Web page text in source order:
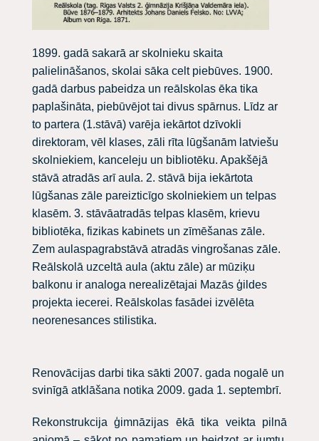
1899. gadā sakarā ar skolnieku skaita
palielināšanos, skolai sāka celt piebūves. 1900.
gadā darbus pabeidza un reālskolas ēka tika
paplašināta, piebūvējot tai divus spārnus. Līdz ar
to partera (1.stāvā) varēja iekārtot dzīvokli
direktoram, vēl klases, zāli rīta lūgšanām latviešu
skolniekiem, kanceleju un bibliotēku. Apakšējā
stāvā atradās arī aula. 2. stāvā bija iekārtota
lūgšanas zāle pareizticīgo skolniekiem un telpas
klasēm. 3. stāvāatradās telpas klasēm, krievu
bibliotēka, fizikas kabinets un zīmēšanas zāle.
Zem aulaspagrabstāvā atradās vingrošanas zāle.
Reālskolā uzceltā aula (aktu zāle) ar mūziķu
balkonu ir analoga nerealizētajai Mazās ģildes
projekta iecerei. Reālskolas fasādei izvēlēta
neorenesances stilistika.
Renovācijas darbi tika sākti 2007. gada nogalē un
svinīgā atklāšana notika 2009. gada 1. septembrī.
Rekonstrukcija ģimnāzijas ēkā tika veikta pilnā